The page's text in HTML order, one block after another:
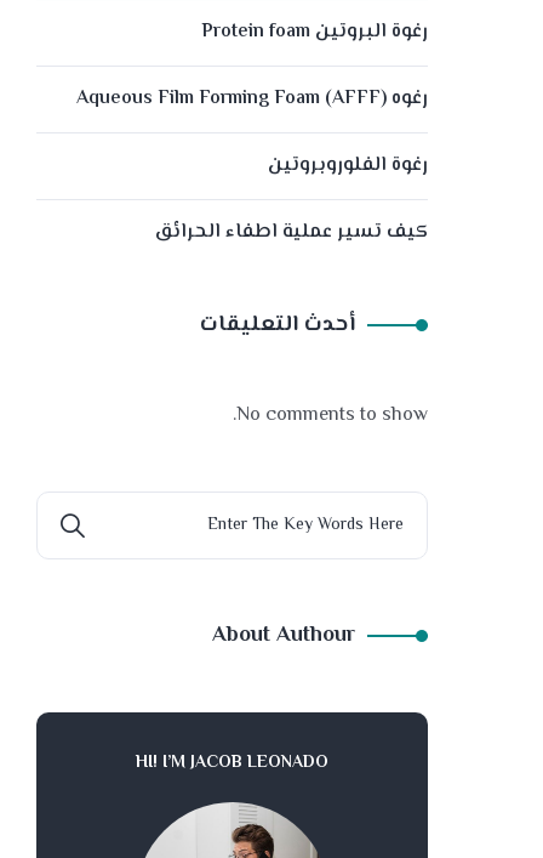
رغوة البروتين Protein foam
رغوه (Aqueous Film Forming Foam (AFFF
رغوة الفلوروبروتين
كيف تسير عملية اطفاء الحرائق
أحدث التعليقات
No comments to show.
About Authour
HI! I’M JACOB LEONADO